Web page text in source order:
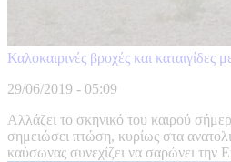
Καλοκαιρινές βροχές και καταιγίδες
29/06/2019 - 05:09
Αλλάζει το σκηνικό του καιρού
σημειώσει πτώση, κυρίως στα
καύσωνας συνεχίζει να σαρώνει την